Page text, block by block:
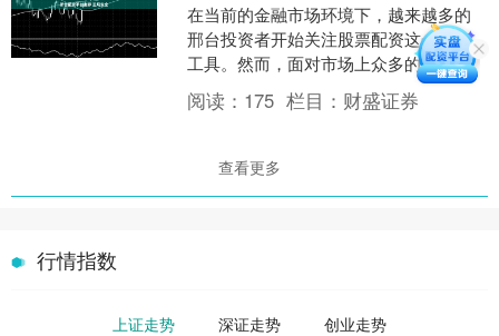
在当前的金融市场环境下，越来越多的
邢台投资者开始关注股票配资这一投资
工具。然而，面对市场上众多的配资平
台，如何选择一家正规、安全的平台成
为了投资者最关心的问题。....
阅读： 175 栏目： 财盛证券
查看更多
行情指数
上证走势 深证走势 创业走势